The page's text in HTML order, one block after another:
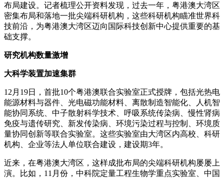
布局建设。记者梳理公开资料发现，过去一年，粤港澳大湾区
密集布局和落地一批尖端科研机构，这些科研机构瞄准世界科
技前沿，为粤港澳大湾区迈向国际科技创新中心提供重要的基
础支撑。
研究机构数量激增
大科学装置加速集群
12月19日，首批10个粤港澳联合实验室正式授牌，包括光热电
能源材料与器件、光电磁功能材料、离散制造智能化、人机智
能协同系统、中子散射科学技术、呼吸系统传染病、慢性肾病
免疫与遗传研究、新发传染病、环境污染过程与控制、环境质
量协同创新等联合实验室。这些实验室由大湾区内高校、科研
机构、企业等法人单位联合建设，建设期3年。
近来，在粤港澳大湾区，这样成批布局的尖端科研机构屡屡上
演。比如，11月份，中科院定量工程生物学重点实验室、中国